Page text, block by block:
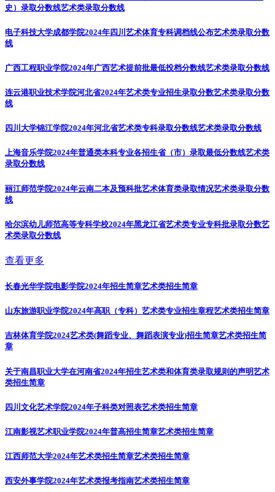
史）录取分数线艺术类录取分数线
电子科技大学成都学院2024年四川艺术体育专科调档线公布艺术类录取分数
线
广西工程职业学院2024年广西艺术提前批最低投档分数线艺术类录取分数线
连云港职业技术学院河北省2024年艺术类专业招生录取分数艺术类录取分数
线
四川大学锦江学院2024年河北省艺术类专科录取分数线艺术类录取分数线
上海音乐学院2024年普通类本科专业各招生省（市）录取最低分数线艺术类
录取分数线
丽江师范学院2024年云南二本及预科批艺术体育类录取情况艺术类录取分数
线
哈尔滨幼儿师范高等专科学校2024年黑龙江省艺术类专业专科批录取分数艺
术类录取分数线
查看更多
长春光华学院电影学院2024年招生简章艺术类招生简章
山东旅游职业学院2024年高职（专科）艺术类专业招生章程艺术类招生简章
吉林体育学院2024艺术类(舞蹈专业、舞蹈表演专业)招生简章艺术类招生简
章
关于南昌职业大学在河南省2024年招生艺术类和体育类录取规则的声明艺术
类招生简章
四川文化艺术学院2024年子科类对照表艺术类招生简章
江南影视艺术职业学院2024年普高招生简章艺术类招生简章
江西师范大学2024年艺术类招生简章艺术类招生简章
西安外事学院2024年艺术类报考指南艺术类招生简章